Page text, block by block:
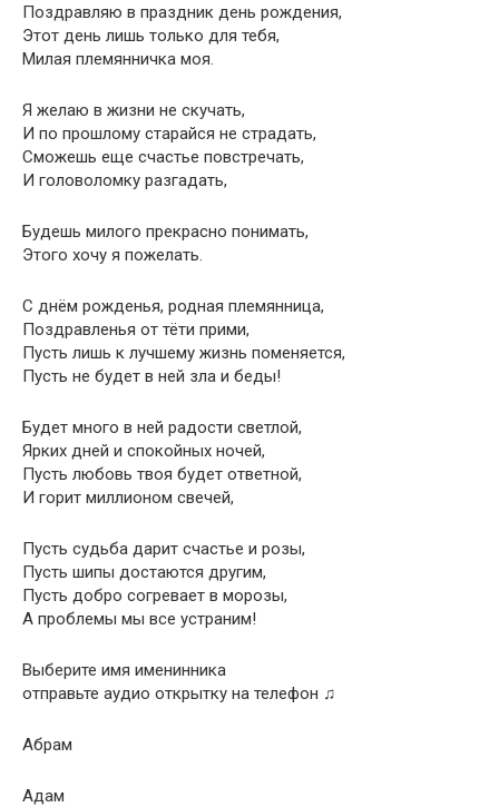
Поздравляю в праздник день рождения,
Этот день лишь только для тебя,
Милая племянничка моя.
Я желаю в жизни не скучать,
И по прошлому старайся не страдать,
Сможешь еще счастье повстречать,
И головоломку разгадать,
Будешь милого прекрасно понимать,
Этого хочу я пожелать.
С днём рожденья, родная племянница,
Поздравленья от тёти прими,
Пусть лишь к лучшему жизнь поменяется,
Пусть не будет в ней зла и беды!
Будет много в ней радости светлой,
Ярких дней и спокойных ночей,
Пусть любовь твоя будет ответной,
И горит миллионом свечей,
Пусть судьба дарит счастье и розы,
Пусть шипы достаются другим,
Пусть добро согревает в морозы,
А проблемы мы все устраним!
Выберите имя именинника
отправьте аудио открытку на телефон ♫
Абрам
Адам